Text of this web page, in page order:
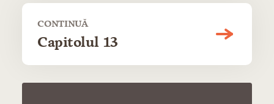
CONTINUĂ
Capitolul 13